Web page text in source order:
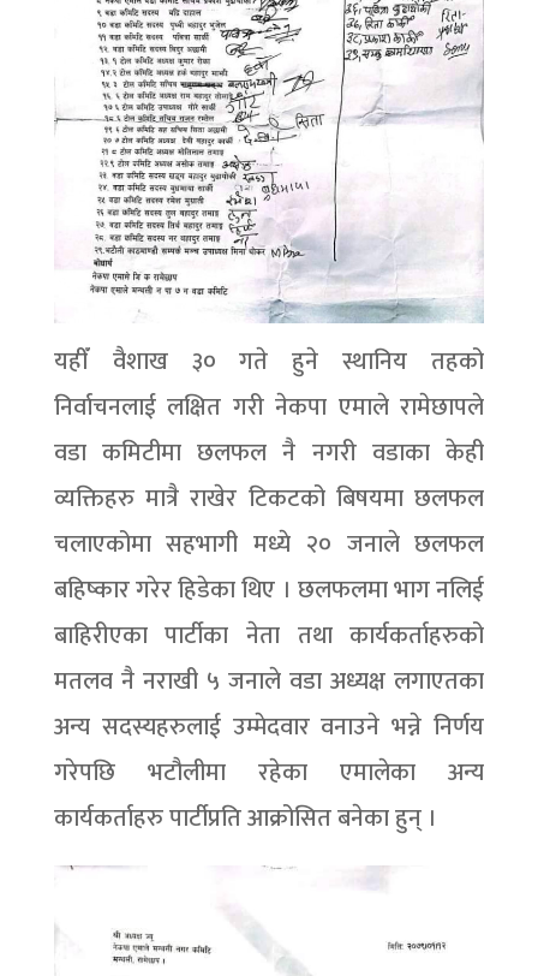
यहीँ वैशाख ३० गते हुने स्थानिय तहको
निर्वाचनलाई लक्षित गरी नेकपा एमाले रामेछापले
वडा कमिटीमा छलफल नै नगरी वडाका केही
व्यक्तिहरु मात्रै राखेर टिकटको बिषयमा छलफल
चलाएकोमा सहभागी मध्ये २० जनाले छलफल
बहिष्कार गरेर हिडेका थिए । छलफलमा भाग नलिई
बाहिरीएका पार्टीका नेता तथा कार्यकर्ताहरुको
मतलव नै नराखी ५ जनाले वडा अध्यक्ष लगाएतका
अन्य सदस्यहरुलाई उम्मेदवार वनाउने भन्ने निर्णय
गरेपछि भटौलीमा रहेका एमालेका अन्य
कार्यकर्ताहरु पार्टीप्रति आक्रोसित बनेका हुन् ।